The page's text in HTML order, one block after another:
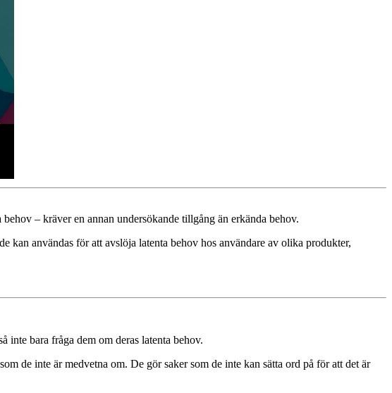
– kräver en annan undersökande tillgång än erkända behov.
kan användas för att avslöja latenta behov hos användare av olika produkter,
inte bara fråga dem om deras latenta behov.
de inte är medvetna om. De gör saker som de inte kan sätta ord på för att det är